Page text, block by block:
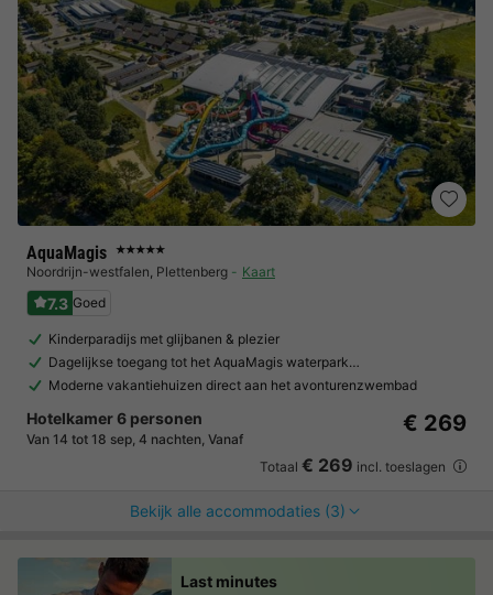
AquaMagis ★★★★★
Noordrijn-westfalen, Plettenberg Kaart
7.3 Goed
Kinderparadijs met glijbanen & plezier
Dagelijkse toegang tot het AquaMagis waterpark…
Moderne vakantiehuizen direct aan het avonturenzwembad
Hotelkamer 6 personen
Van 14 tot 18 sep, 4 nachten, Vanaf
€ 269
Totaal € 269 incl. toeslagen
Bekijk alle accommodaties (3)
Last minutes